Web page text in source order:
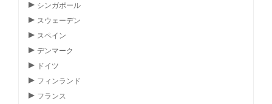
シンガポール
スウェーデン
スペイン
デンマーク
ドイツ
フィンランド
フランス